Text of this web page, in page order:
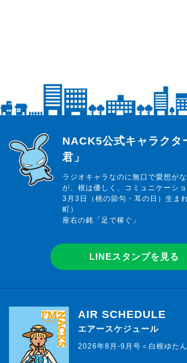
らじっと君
NACK5公式キャラクタ
君」
ラジオキャラなのに無口で愛想が
が、根は優しく、コミュニケーシ
3月3日（桃の節句・耳の日）生ま
町）
座右の銘「足で稼ぐ」
LINEスタンプを見る
AIR SCHEDULE
エアースケジュール
2026年8月-9月号＜白根ゆたん